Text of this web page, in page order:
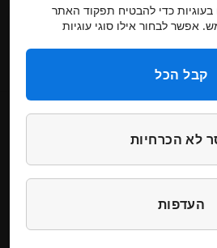
ביטולים והחזרות
כדי להבטיח תפקוד האתר
אפשר לבחור אילו סוגי עוגיות
קבל הכל
לא הכרחיות
העדפות